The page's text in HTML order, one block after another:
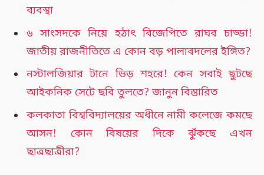
ব্যবস্থা
৬ সাংসদকে নিয়ে হঠাৎ বিজেপিতে রাঘব চাড্ডা!
জাতীয় রাজনীতিতে এ কোন বড় পালাবদলের ইঙ্গিত?
নস্টালজিয়ার টানে ভিড় শহরে! কেন সবাই ছুটছে
আইকনিক সেটে ছবি তুলতে? জানুন বিস্তারিত
কলকাতা বিশ্ববিদ্যালয়ের অধীনে নামী কলেজে কমছে
আসন! কোন বিষয়ের দিকে ঝুঁকছে এখন
ছাত্রছাত্রীরা?